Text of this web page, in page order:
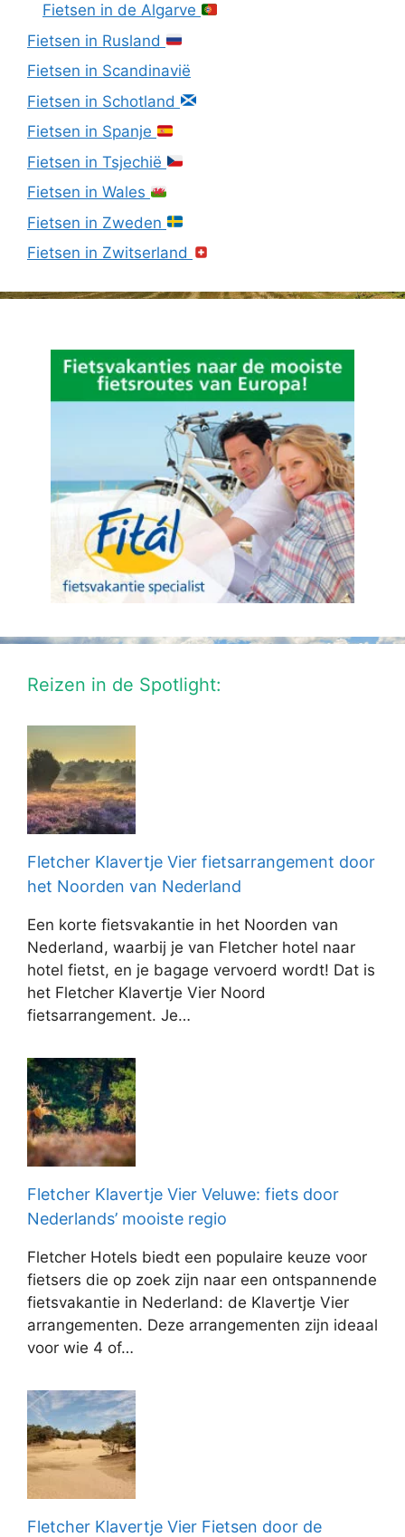
Fietsen in de Algarve
Fietsen in Rusland
Fietsen in Scandinavië
Fietsen in Schotland
Fietsen in Spanje
Fietsen in Tsjechië
Fietsen in Wales
Fietsen in Zweden
Fietsen in Zwitserland
Reizen in de Spotlight:
Fletcher Klavertje Vier fietsarrangement door
het Noorden van Nederland
Een korte fietsvakantie in het Noorden van
Nederland, waarbij je van Fletcher hotel naar
hotel fietst, en je bagage vervoerd wordt! Dat is
het Fletcher Klavertje Vier Noord
fietsarrangement. Je…
Fletcher Klavertje Vier Veluwe: fiets door
Nederlands’ mooiste regio
Fletcher Hotels biedt een populaire keuze voor
fietsers die op zoek zijn naar een ontspannende
fietsvakantie in Nederland: de Klavertje Vier
arrangementen. Deze arrangementen zijn ideaal
voor wie 4 of…
Fletcher Klavertje Vier Fietsen door de